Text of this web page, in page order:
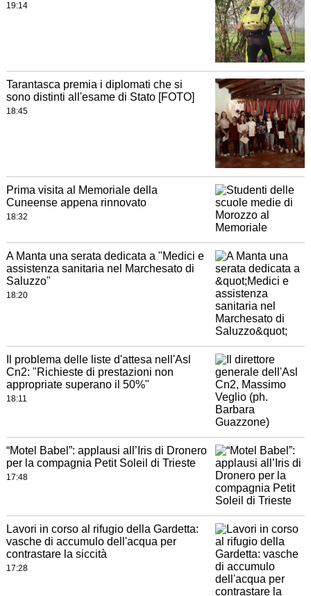
19:14
Tarantasca premia i diplomati che si
sono distinti all'esame di Stato [FOTO]
18:45
Prima visita al Memoriale della
Cuneense appena rinnovato
18:32
A Manta una serata dedicata a "Medici e
assistenza sanitaria nel Marchesato di
Saluzzo"
18:20
Il problema delle liste d'attesa nell'Asl
Cn2: "Richieste di prestazioni non
appropriate superano il 50%"
18:11
“Motel Babel”: applausi all’Iris di Dronero
per la compagnia Petit Soleil di Trieste
17:48
Lavori in corso al rifugio della Gardetta:
vasche di accumulo dell'acqua per
contrastare la siccità
17:28